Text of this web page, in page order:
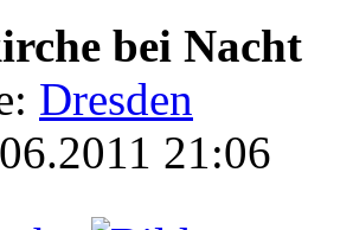
bei Nacht
Dresden
21:06